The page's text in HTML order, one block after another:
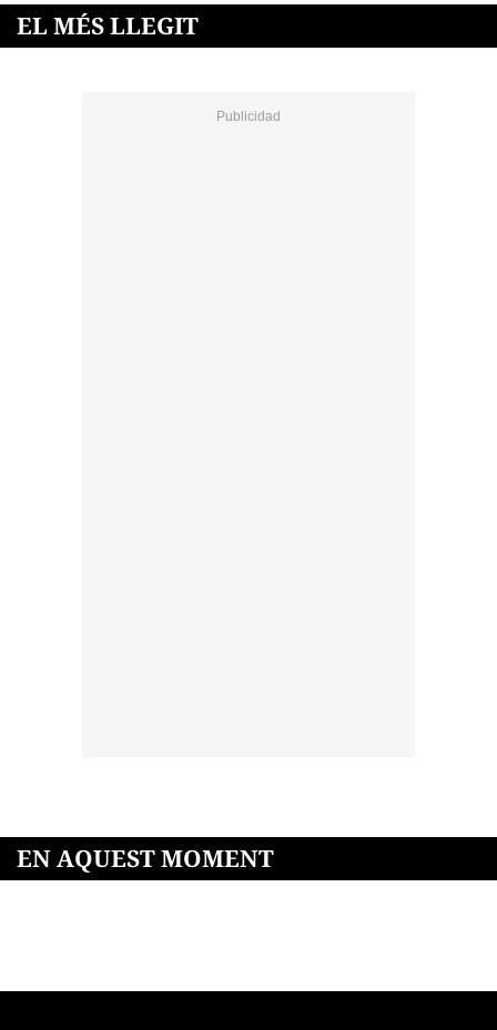
EL MÉS LLEGIT
EN AQUEST MOMENT